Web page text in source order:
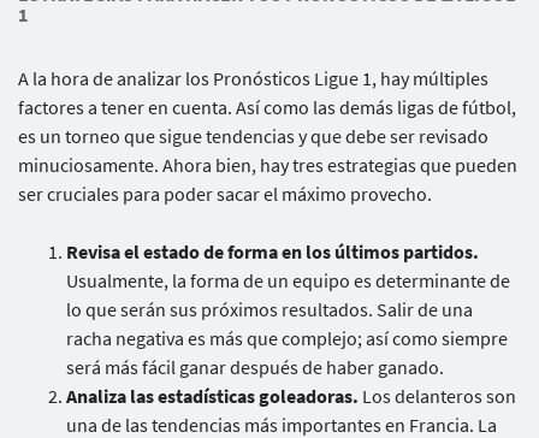
1
A la hora de analizar los Pronósticos Ligue 1, hay múltiples
factores a tener en cuenta. Así como las demás ligas de fútbol,
es un torneo que sigue tendencias y que debe ser revisado
minuciosamente. Ahora bien, hay tres estrategias que pueden
ser cruciales para poder sacar el máximo provecho.
Revisa el estado de forma en los últimos partidos.
Usualmente, la forma de un equipo es determinante de
lo que serán sus próximos resultados. Salir de una
racha negativa es más que complejo; así como siempre
será más fácil ganar después de haber ganado.
Analiza las estadísticas goleadoras. Los delanteros son
una de las tendencias más importantes en Francia. La